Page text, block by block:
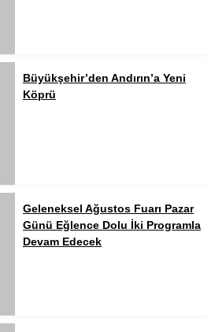
Büyükşehir’den Andırın’a Yeni
Köprü
Geleneksel Ağustos Fuarı Pazar
Günü Eğlence Dolu İki Programla
Devam Edecek